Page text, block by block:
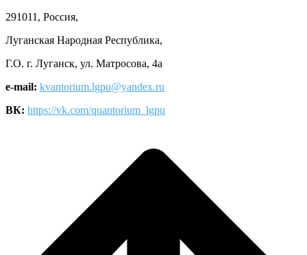
291011, Россия,
Луганская Народная Республика,
Г.О. г. Луганск, ул. Матросова, 4а
e-mail: kvantorium.lgpu@yandex.ru
ВК: https://vk.com/quantorium_lgpu